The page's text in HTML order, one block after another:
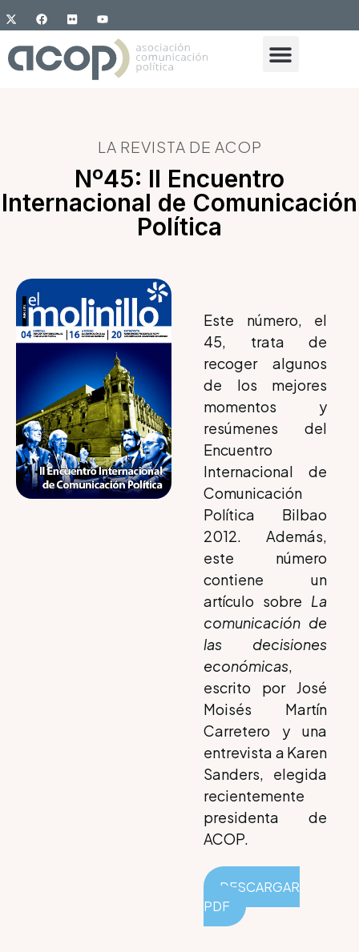
LA REVISTA DE ACOP
Nº45: II Encuentro
Internacional de Comunicación
Política
Este número, el
45, trata de
recoger algunos
de los mejores
momentos y
resúmenes del
Encuentro
Internacional de
Comunicación
Política Bilbao
2012. Además,
este número
contiene un
artículo sobre La
comunicación de
las decisiones
económicas,
escrito por José
Moisés Martín
Carretero y una
entrevista a Karen
Sanders, elegida
recientemente
presidenta de
ACOP.
DESCARGAR
PDF